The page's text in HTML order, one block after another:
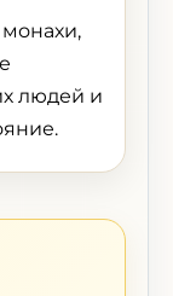
людей и